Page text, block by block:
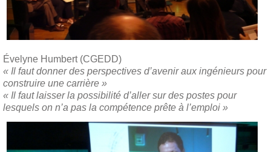
Évelyne Humbert (CGEDD)
« Il faut donner des perspectives d’avenir aux ingénieurs pour
construire une carrière »
« Il faut laisser la possibilité d’aller sur des postes pour
lesquels on n’a pas la compétence prête à l’emploi »